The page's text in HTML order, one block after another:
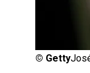
© Getty